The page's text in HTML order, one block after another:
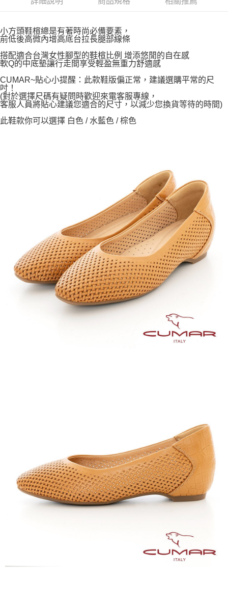
小方頭鞋楦總是有著時尚必備要素，
前低後高微內增高底台拉長腿部線條
搭配適合台灣女性腳型的鞋楦比例 增添悠閒的自在感
軟Q的中底墊讓行走間享受輕盈無重力舒適感
CUMAR~貼心小提醒：此款鞋版偏正常，建議選購平常的尺
吋！
(對於選擇尺碼有疑問時歡迎來電客服專線，
客服人員將貼心建議您適合的尺寸，以減少您換貨等待的時間)
此鞋款你可以選擇 白色 / 水藍色 / 棕色